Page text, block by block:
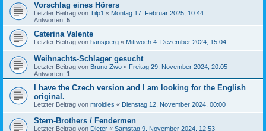
Vorschlag eines Hörers
Letzter Beitrag von Tilp1 « Montag 17. Februar 2025, 10:44
Antworten: 5
Caterina Valente
Letzter Beitrag von hansjoerg « Mittwoch 4. Dezember 2024, 15:04
Weihnachts-Schlager gesucht
Letzter Beitrag von Bruno Zwo « Freitag 29. November 2024, 20:05
Antworten: 1
I have the Czech version and I am looking for the English
original.
Letzter Beitrag von mroldies « Dienstag 12. November 2024, 00:00
Stern-Brothers / Fendermen
Letzter Beitrag von Dieter « Samstag 9. November 2024, 12:53